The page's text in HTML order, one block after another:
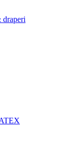
draperi